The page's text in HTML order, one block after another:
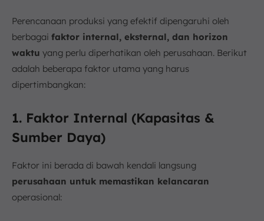
Perencanaan produksi yang efektif dipengaruhi oleh
berbagai faktor internal, eksternal, dan horizon
waktu yang perlu diperhatikan oleh perusahaan. Berikut
adalah beberapa faktor utama yang harus
dipertimbangkan:
1. Faktor Internal (Kapasitas &
Sumber Daya)
Faktor ini berada di bawah kendali langsung
perusahaan untuk memastikan kelancaran
operasional: